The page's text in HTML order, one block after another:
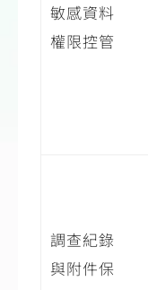
敏感資料
權限控管
調查紀錄
與附件保